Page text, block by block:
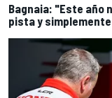
Bagnaia: "Este año
pista y